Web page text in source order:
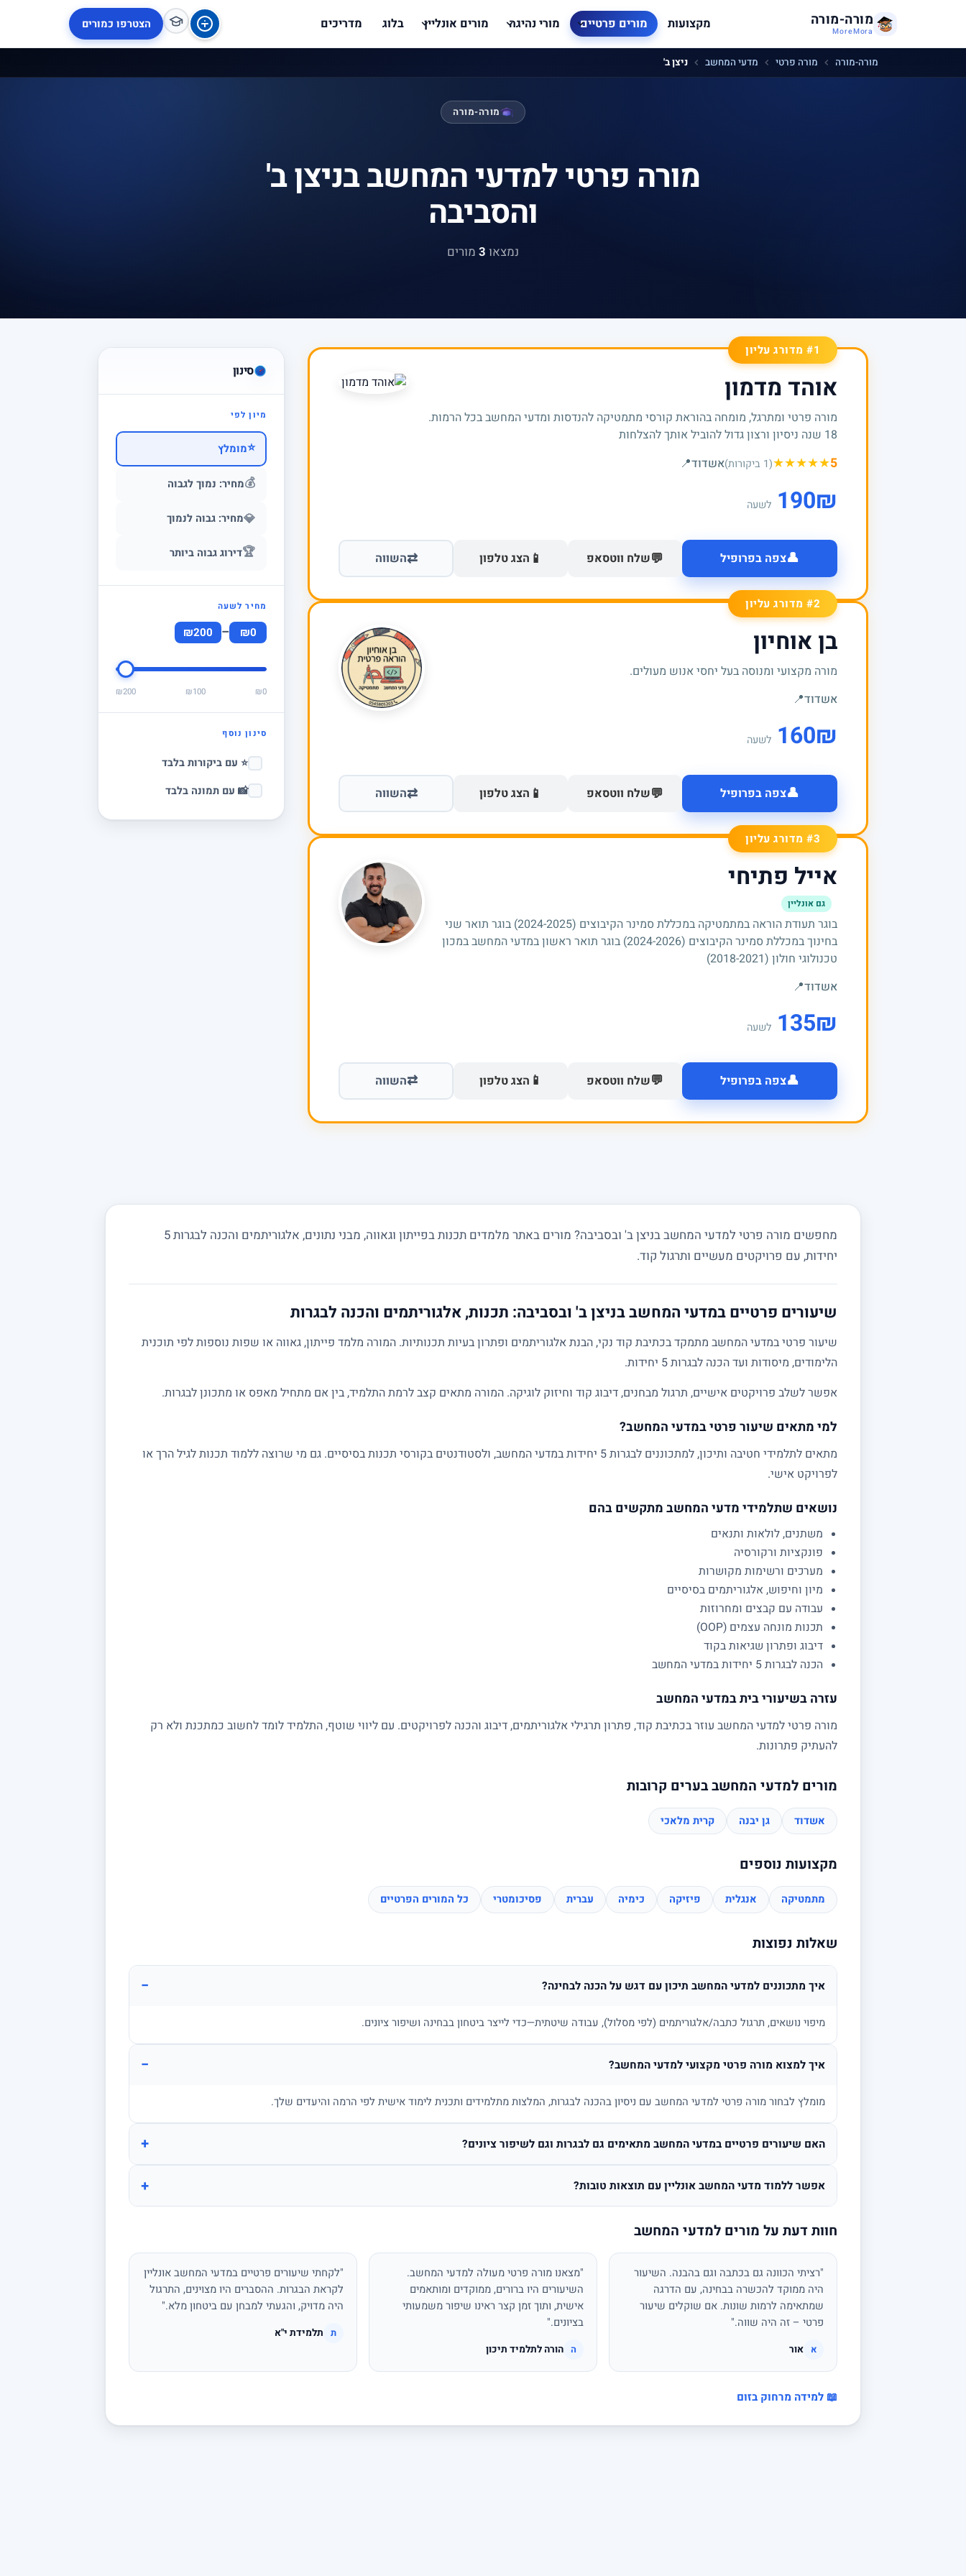
מורה-מורה
MoreMora מקצועות מורים פרטיים מורי נהיגה מורים אונליין בלוג מדריכים הצטרפו כמורים
מורה-מורה מורה פרטי מדעי המחשב ניצן ב'
מורה-מורה
מורה פרטי למדעי המחשב בניצן ב'
והסביבה
נמצאו 3 מורים
סינון
מיון לפי
⭐מומלץ
💰מחיר: נמוך לגבוה
💎מחיר: גבוה לנמוך
🏆דירוג גבוה ביותר
מחיר לשעה
₪0
–
₪200
₪0
₪100
₪200
סינון נוסף
⭐ עם ביקורות בלבד
📸 עם תמונה בלבד
#1 מדורג עליון
אוהד מדמון
מורה פרטי ומתרגל, מומחה בהוראת קורסי מתמטיקה להנדסות ומדעי המחשב בכל הרמות.
18 שנה ניסיון ורצון גדול להוביל אותך להצלחות
(1 ביקורות)★★★★★5 אשדוד📍
₪
190 לשעה
👤צפה בפרופיל 💬שלח ווטסאפ 📱 הצג טלפון ⇄השווה
#2 מדורג עליון
בן אוחיון
מורה מקצועי ומנוסה בעל יחסי אנוש מעולים.
אשדוד📍
₪
160 לשעה
👤צפה בפרופיל 💬שלח ווטסאפ 📱 הצג טלפון ⇄השווה
#3 מדורג עליון
אייל פתיחי
גם אונליין
בוגר תעודת הוראה במתמטיקה במכללת סמינר הקיבוצים (2024-2025) בוגר תואר שני
בחינוך במכללת סמינר הקיבוצים (2024-2026) בוגר תואר ראשון במדעי המחשב במכון
טכנולוגי חולון (2018-2021)
אשדוד📍
₪
135 לשעה
👤צפה בפרופיל 💬שלח ווטסאפ 📱 הצג טלפון ⇄השווה
מחפשים מורה פרטי למדעי המחשב בניצן ב' ובסביבה? מורים באתר מלמדים תכנות בפייתון וגאווה, מבני נתונים, אלגוריתמים והכנה לבגרות 5
יחידות, עם פרויקטים מעשיים ותרגול קוד.
שיעורים פרטיים במדעי המחשב בניצן ב' ובסביבה: תכנות, אלגוריתמים והכנה לבגרות
שיעור פרטי במדעי המחשב מתמקד בכתיבת קוד נקי, הבנת אלגוריתמים ופתרון בעיות תכנותיות. המורה מלמד פייתון, גאווה או שפות נוספות לפי תוכנית
הלימודים, מיסודות ועד הכנה לבגרות 5 יחידות.
אפשר לשלב פרויקטים אישיים, תרגול מבחנים, דיבוג קוד וחיזוק לוגיקה. המורה מתאים קצב לרמת התלמיד, בין אם מתחיל מאפס או מתכונן לבגרות.
למי מתאים שיעור פרטי במדעי המחשב?
מתאים לתלמידי חטיבה ותיכון, למתכוננים לבגרות 5 יחידות במדעי המחשב, ולסטודנטים בקורסי תכנות בסיסיים. גם מי שרוצה ללמוד תכנות לגיל הרך או
לפרויקט אישי.
נושאים שתלמידי מדעי המחשב מתקשים בהם
משתנים, לולאות ותנאים
פונקציות ורקורסיה
מערכים ורשימות מקושרות
מיון וחיפוש, אלגוריתמים בסיסיים
עבודה עם קבצים ומחרוזות
תכנות מונחה עצמים (OOP)
דיבוג ופתרון שגיאות בקוד
הכנה לבגרות 5 יחידות במדעי המחשב
עזרה בשיעורי בית במדעי המחשב
מורה פרטי למדעי המחשב עוזר בכתיבת קוד, פתרון תרגילי אלגוריתמים, דיבוג והכנה לפרויקטים. עם ליווי שוטף, התלמיד לומד לחשוב כמתכנת ולא רק
להעתיק פתרונות.
מורים למדעי המחשב בערים קרובות
אשדוד גן יבנה קרית מלאכי
מקצועות נוספים
מתמטיקה אנגלית פיזיקה כימיה עברית פסיכומטרי כל המורים הפרטיים
שאלות נפוצות
איך מתכוננים למדעי המחשב תיכון עם דגש על הכנה לבחינה? −
מיפוי נושאים, תרגול כתבה/אלגוריתמים (לפי מסלול), עבודה שיטתית—כדי לייצר ביטחון בבחינה ושיפור ציונים.
איך למצוא מורה פרטי מקצועי למדעי המחשב? −
מומלץ לבחור מורה פרטי למדעי המחשב עם ניסיון בהכנה לבגרות, המלצות מתלמידים ותכנית לימוד אישית לפי הרמה והיעדים שלך.
האם שיעורים פרטיים במדעי המחשב מתאימים גם לבגרות וגם לשיפור ציונים? +
אפשר ללמוד מדעי המחשב אונליין עם תוצאות טובות? +
חוות דעת על מורים למדעי המחשב
"רציתי הכוונה גם בכתבה וגם בהבנה. השיעור
היה ממוקד להכשרה בבחינה, עם הדרגה
שמתאימה לרמות שונות. אם שוקלים שיעור
פרטי – זה היה שווה."
א אור
"מצאנו מורה פרטי מעולה למדעי המחשב.
השיעורים היו ברורים, ממוקדים ומותאמים
אישית, ותוך זמן קצר ראינו שיפור משמעותי
בציונים."
ה הורה לתלמיד תיכון
"לקחתי שיעורים פרטיים במדעי המחשב אונליין
לקראת הבגרות. ההסברים היו מצוינים, התרגול
היה מדויק, והגעתי למבחן עם ביטחון מלא."
ת תלמידת י"א
📖 למידה מרחוק בזום